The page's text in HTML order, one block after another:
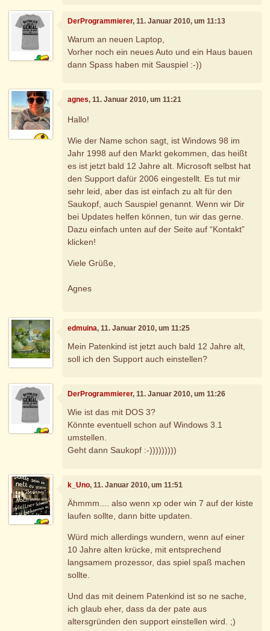
DerProgrammierer, 11. Januar 2010, um 11:13
Warum an neuen Laptop,
Vorher noch ein neues Auto und ein Haus bauen
dann Spass haben mit Sauspiel :-))
agnes, 11. Januar 2010, um 11:21
Hallo!
Wie der Name schon sagt, ist Windows 98 im
Jahr 1998 auf den Markt gekommen, das heißt
es ist jetzt bald 12 Jahre alt. Microsoft selbst hat
den Support dafür 2006 eingestellt. Es tut mir
sehr leid, aber das ist einfach zu alt für den
Saukopf, auch Sauspiel genannt. Wenn wir Dir
bei Updates helfen können, tun wir das gerne.
Dazu einfach unten auf der Seite auf “Kontakt”
klicken!
Viele Grüße,
Agnes
edmuina, 11. Januar 2010, um 11:25
Mein Patenkind ist jetzt auch bald 12 Jahre alt,
soll ich den Support auch einstellen?
DerProgrammierer, 11. Januar 2010, um 11:26
Wie ist das mit DOS 3?
Könnte eventuell schon auf Windows 3.1
umstellen.
Geht dann Saukopf :-)))))))))
k_Uno, 11. Januar 2010, um 11:51
Ähmmm.... also wenn xp oder win 7 auf der kiste
laufen sollte, dann bitte updaten.
Würd mich allerdings wundern, wenn auf einer
10 Jahre alten krücke, mit entsprechend
langsamem prozessor, das spiel spaß machen
sollte.
Und das mit deinem Patenkind ist so ne sache,
ich glaub eher, dass da der pate aus
altersgründen den support einstellen wird. ;)